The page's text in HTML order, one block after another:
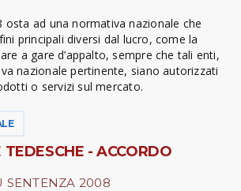
osta ad una normativa nazionale che
principali diversi dal lucro, come la
a gare d’appalto, sempre che tali enti,
nazionale pertinente, siano autorizzati
o servizi sul mercato.
TEDESCHE - ACCORDO
SENTENZA 2008